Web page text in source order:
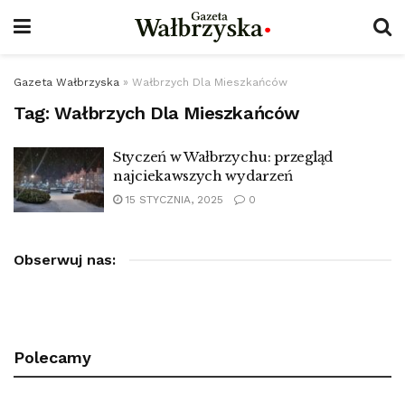
Gazeta Wałbrzyska » Wałbrzych Dla Mieszkańców
Tag: Wałbrzych Dla Mieszkańców
Styczeń w Wałbrzychu: przegląd
najciekawszych wydarzeń
15 STYCZNIA, 2025 0
Obserwuj nas:
Polecamy